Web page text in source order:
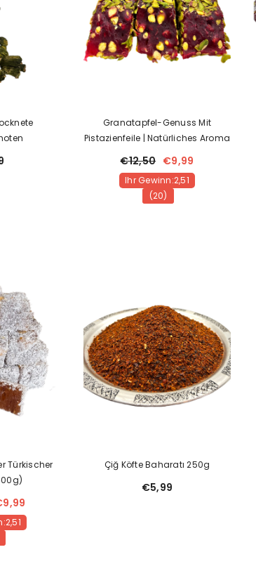
Granatapfel-Genuss Mit
Pistazienfeile | Natürliches Aroma
€12,50 €9,99
Ihr Gewinn:2,51
(20)
Türkischer
Çiğ Köfte Baharatı 250g
€5,99